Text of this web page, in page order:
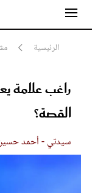
الرئيسية
راغب علامة
القصة؟
سيدتي - أحمد
مشاهير
جمال
سيدتي وطفلك
لايف ستايل
بلس+